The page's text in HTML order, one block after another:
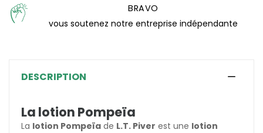
BRAVO
vous soutenez notre entreprise indépendante
DESCRIPTION
La lotion Pompeïa
La lotion Pompeïa de L.T. Piver est une lotion